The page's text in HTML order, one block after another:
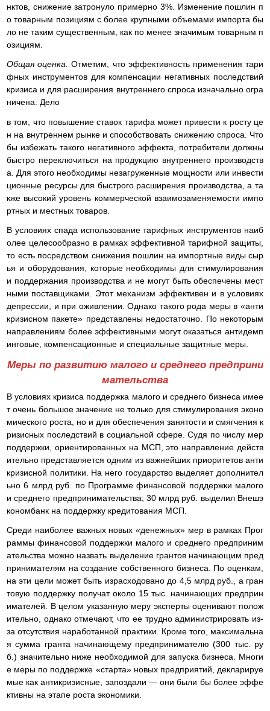
нктов, снижение затронуло примерно 3%. Изменение пошлин п
о товарным позициям с более крупными объемами импорта бы
ло не таким существенным, как по менее значимым товарным п
озициям.
Общая оценка.Отметим, что эффективность применения тари
фных инструментов для компенсации негативных последствий
кризиса и для расширения внутреннего спроса изначально огра
ничена. Дело
в том, что повышение ставок тарифа может привести к росту це
н на внутреннем рынке и способствовать снижению спроса. Что
бы избежать такого негативного эффекта, потребители должны
быстро переключиться на продукцию внутреннего производств
а. Для этого необходимы незагруженные мощности или инвести
ционные ресурсы для быстрого расширения производства, а та
кже высокий уровень коммерческой взаимозаменяемости импо
ртных и местных товаров.
В условиях спада использование тарифных инструментов наиб
олее целесообразно в рамках эффективной тарифной защиты,
то есть посредством снижения пошлин на импортные виды сыр
ья и оборудования, которые необходимы для стимулирования
и поддержания производства и не могут быть обеспечены мест
ными поставщиками. Этот механизм эффективен и в условиях
депрессии, и при оживлении. Однако такого рода меры в «анти
кризисном пакете» представлены недостаточно. По некоторым
направлениям более эффективными могут оказаться антидемп
инговые, компенсационные и специальные защитные меры.
Меры по развитию малого и среднего предприни
мательства
В условиях кризиса поддержка малого и среднего бизнеса имее
т очень большое значение не только для стимулирования эконо
мического роста, но и для обеспечения занятости и смягчения к
ризисных последствий в социальной сфере. Судя по числу мер
поддержки, ориентированных на МСП, это направление действ
ительно представляется одним из важнейших приоритетов анти
кризисной политики. На него государство выделяет дополнител
ьно 6 млрд руб. по Программе финансовой поддержки малого
и среднего предпринимательства; 30 млрд руб. выделил Внешэ
кономбанк на поддержку кредитования МСП.
Среди наиболее важных новых «денежных» мер в рамках Прог
раммы финансовой поддержки малого и среднего предприним
ательства можно назвать выделение грантов начинающим пред
принимателям на создание собственного бизнеса. По оценкам,
на эти цели может быть израсходовано до 4,5 млрд руб., а гран
товую поддержку получат около 15 тыс. начинающих предприн
имателей. В целом указанную меру эксперты оценивают полож
ительно, однако отмечают, что ее трудно администрировать из-
за отсутствия наработанной практики. Кроме того, максимальна
я сумма гранта начинающему предпринимателю (300 тыс. ру
б.) значительно ниже необходимой для запуска бизнеса. Многи
е меры по поддержке «старта» новых предприятий, декларируе
мые как антикризисные, запоздали — они были бы более эффе
ктивны на этапе роста экономики.